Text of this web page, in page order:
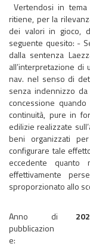
Vertendosi in
ritiene, per la
dei valori in gioco,
seguente quesito: -
dalla sentenza
all’interpretazione di
nav. nel senso di
senza indennizzo
concessione
continuità, pure in
edilizie realizzate
beni organizzati
configurare tale
eccedente quanto
effettivamente
sproporzionato allo
Anno di
pubblicazion
e: